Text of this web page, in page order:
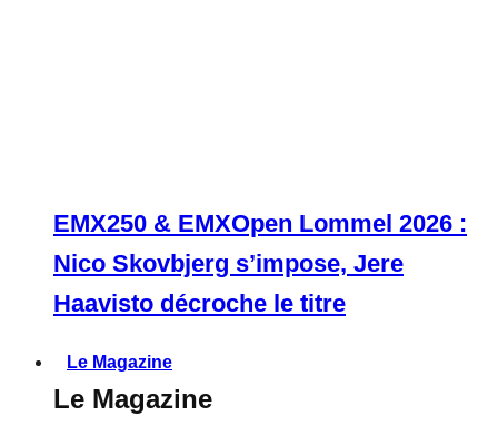
EMX250 & EMXOpen Lommel 2026 :
Nico Skovbjerg s’impose, Jere
Haavisto décroche le titre
Le Magazine
Le Magazine